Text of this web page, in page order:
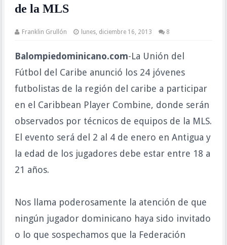
de la MLS
Franklin Grullón lunes, diciembre 16, 2013 8
Balompiedominicano.com-La Unión del
Fútbol del Caribe anunció los 24 jóvenes
futbolistas de la región del caribe a participar
en el Caribbean Player Combine, donde serán
observados por técnicos de equipos de la MLS.
El evento será del 2 al 4 de enero en Antigua y
la edad de los jugadores debe estar entre 18 a
21 años.
Nos llama poderosamente la atención de que
ningún jugador dominicano haya sido invitado
o lo que sospechamos que la Federación